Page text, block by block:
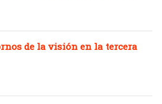
de la visión en la tercera